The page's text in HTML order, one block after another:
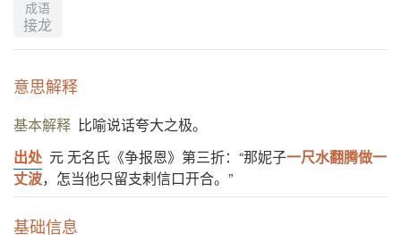
成语
接龙
意思解释
基本解释 比喻说话夸大之极。
出处 元 无名氏《争报恩》第三折：“那妮子一尺水翻腾做一
丈波，怎当他只留支剌信口开合。”
基础信息